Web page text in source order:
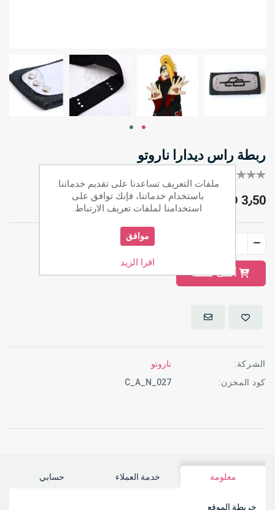
ربطة راس ديدارا ناروتو
JOD 3٫50
أضف للسلة
الشركة:
ناروتو
كود المخزن:
C_A_N_027
معلومة خدمة العملاء حسابي
خريطة الموقع
ملفات التعريف تساعدنا على تقديم خدماتنا.
باستخدام خدماتنا، فإنك توافق على
استخدامنا لملفات تعريف الارتباط.
موافق
اقرا الزيد